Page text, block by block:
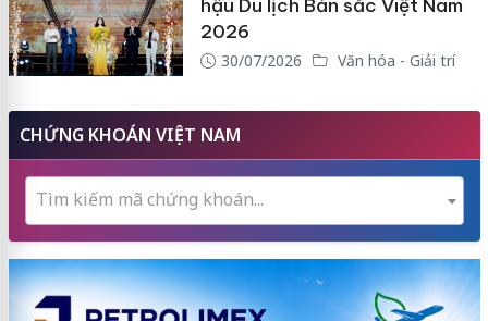
hậu Du lịch Bản sắc Việt Nam
2026
30/07/2026 Văn hóa - Giải trí
CHỨNG KHOÁN VIỆT NAM
Tìm kiếm mã chứng khoán...